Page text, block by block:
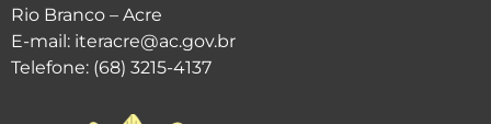
Rio Branco – Acre
E-mail: iteracre@ac.gov.br
Telefone: (68) 3215-4137